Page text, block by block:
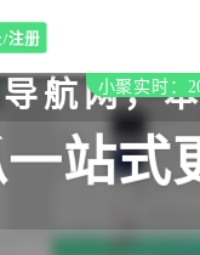
注册
小聚实时：
本站于
站式